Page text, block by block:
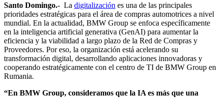
Santo Domingo.- La digitalización es una de las principales
prioridades estratégicas para el área de compras automotrices a nivel
mundial. En la actualidad, BMW Group se enfoca específicamente
en la inteligencia artificial generativa (GenAI) para aumentar la
eficiencia y la viabilidad a largo plazo de la Red de Compras y
Proveedores. Por eso, la organización está acelerando su
transformación digital, desarrollando aplicaciones innovadoras y
cooperando estratégicamente con el centro de TI de BMW Group en
Rumania.
“En BMW Group, consideramos que la IA es más que una